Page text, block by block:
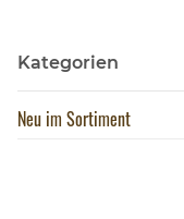
Kategorien
Neu im Sortiment